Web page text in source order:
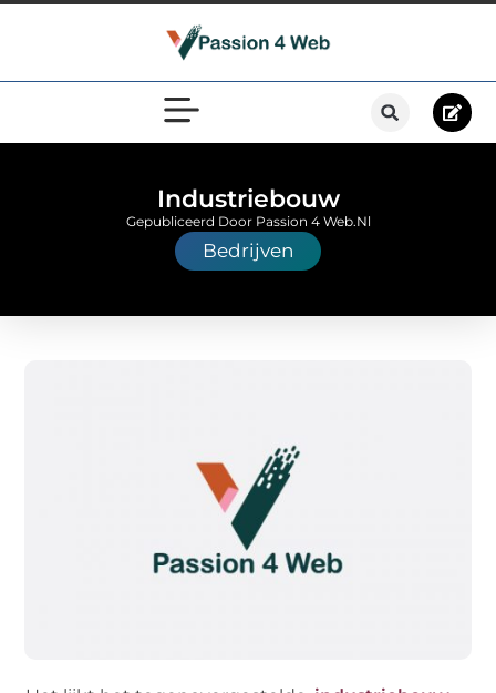
Industriebouw
Bedrijven
Gepubliceerd Door Passion 4 Web.nl